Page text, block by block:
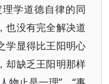
学道德自律的同
也没有完全解决道
学显得比王阳明心
却缺乏王阳明那样